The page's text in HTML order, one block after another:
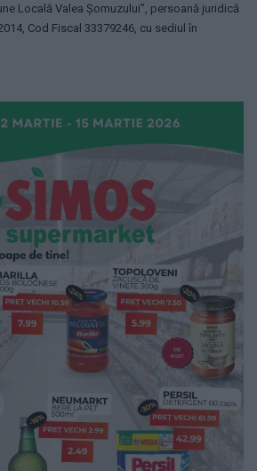
Locală Valea Șomuzului”, persoană juridică
Cod Fiscal 33379246, cu sediul în